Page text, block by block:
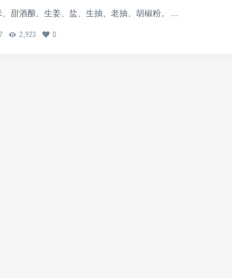
甜酒酿、生姜、盐、生抽、老抽、胡椒粉。 ...
2,923 0